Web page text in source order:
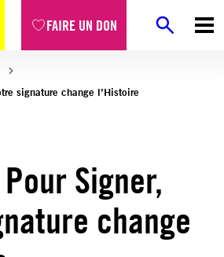
FAIRE UN DON
signature change l’Histoire
Signer,
change